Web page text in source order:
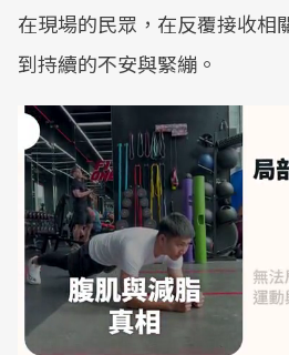
在現場的民眾，在反覆接收相
到持續的不安與緊繃。